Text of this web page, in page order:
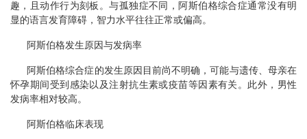
趣，且动作行为刻板。与孤独症不同，阿斯伯格综合症通常没有明
显的语言发育障碍，智力水平往往正常或偏高。
阿斯伯格发生原因与发病率
阿斯伯格综合症的发生原因目前尚不明确，可能与遗传、母亲在
怀孕期间受到感染以及注射抗生素或疫苗等因素有关。此外，男性
发病率相对较高。
阿斯伯格临床表现